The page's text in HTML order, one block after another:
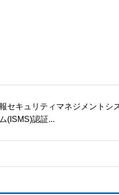
セキュリティマネジメントシ
(ISMS)認証...